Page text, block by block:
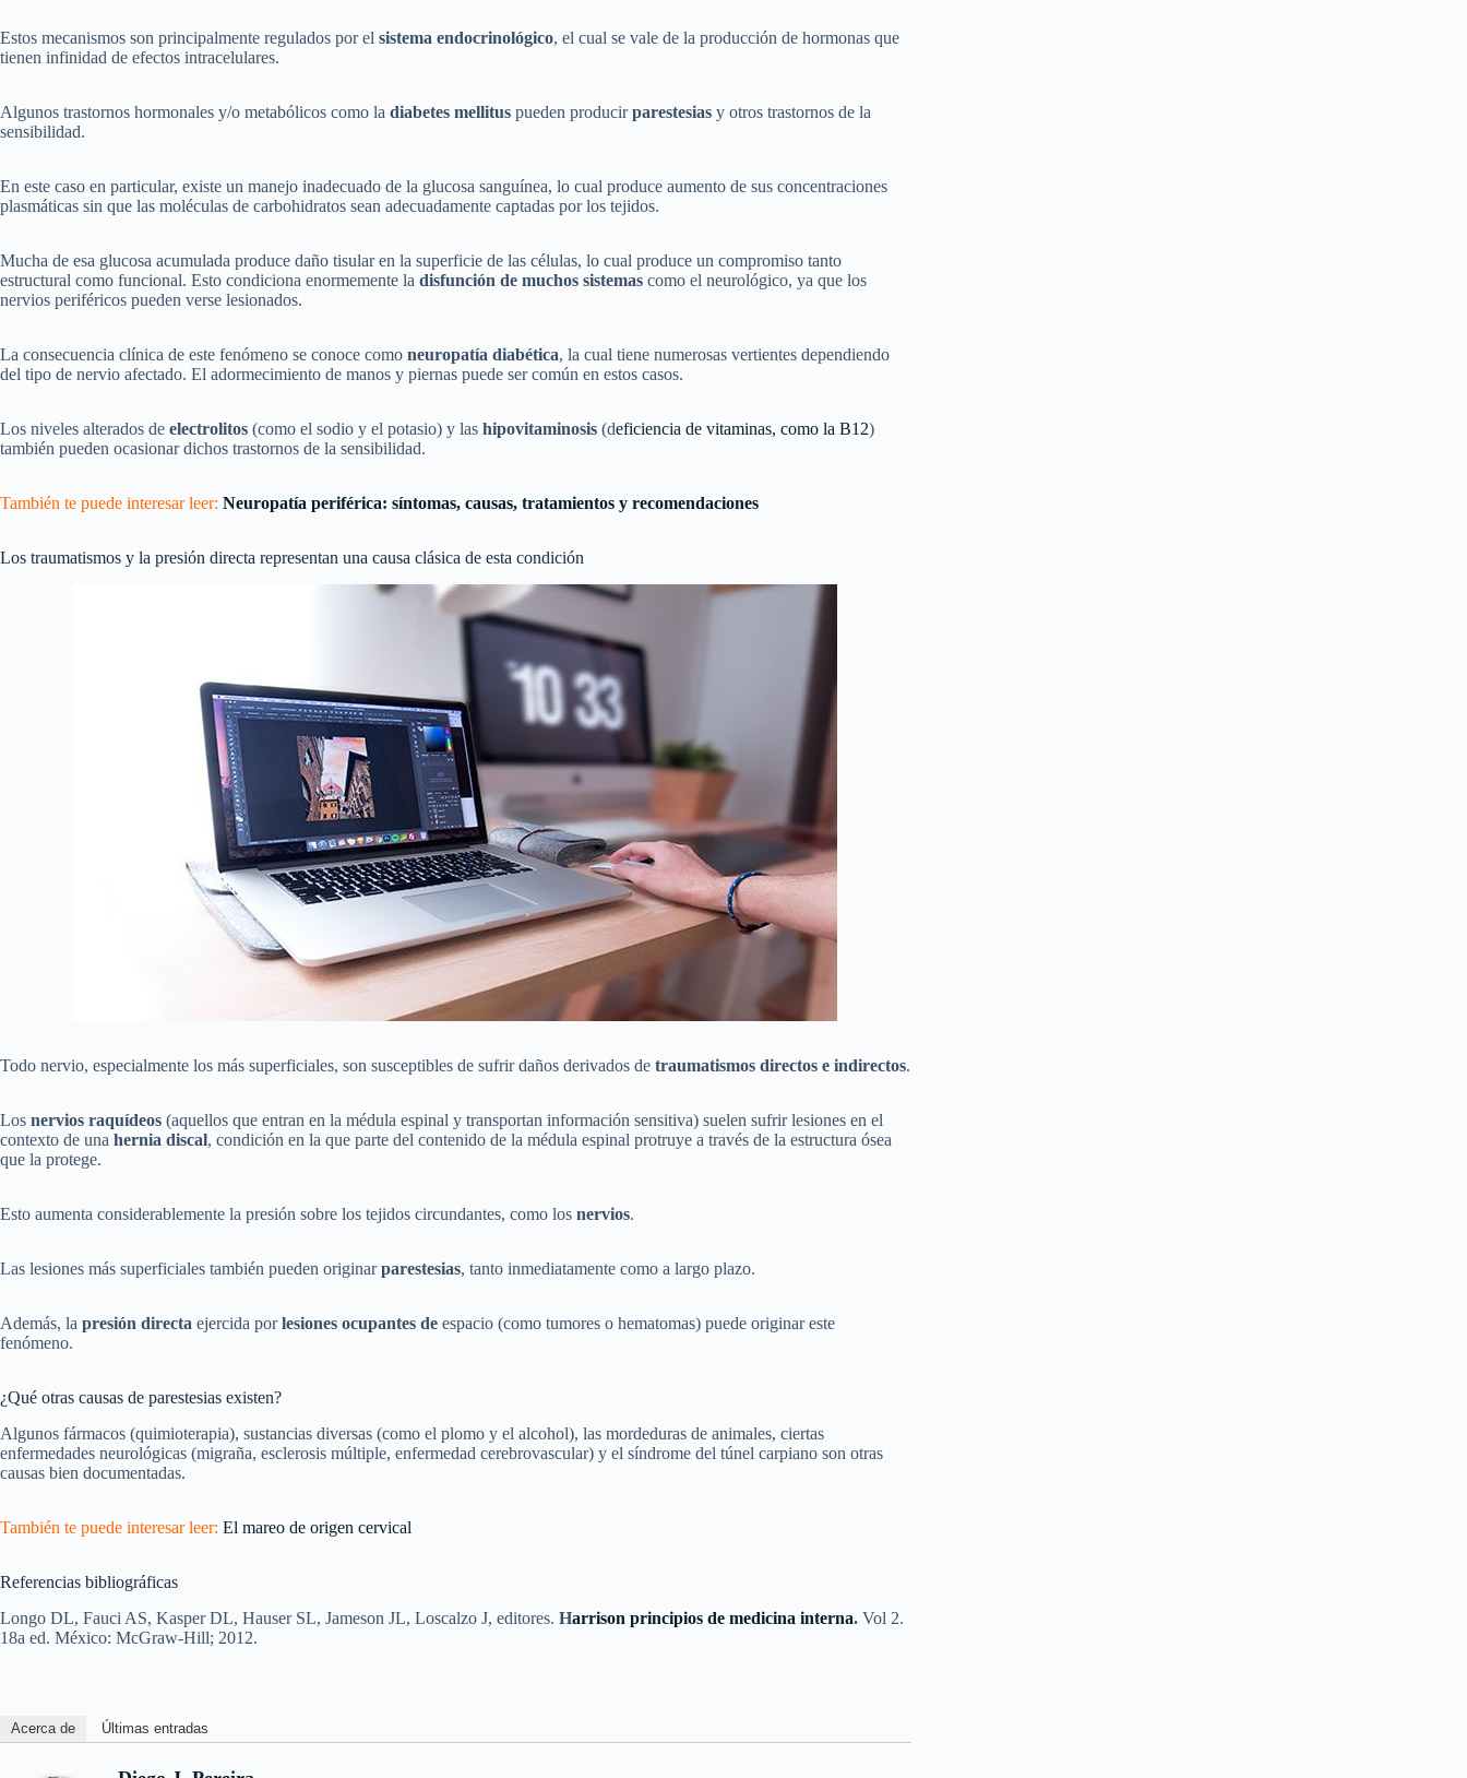
Estos mecanismos son principalmente regulados por el sistema endocrinológico, el cual se vale de la producción de hormonas que
tienen infinidad de efectos intracelulares.
Algunos trastornos hormonales y/o metabólicos como la diabetes mellitus pueden producirparestesias y otros trastornos de la
sensibilidad.
En este caso en particular, existe un manejo inadecuado de la glucosa sanguínea, lo cual produce aumento de sus concentraciones
plasmáticas sin que las moléculas de carbohidratos sean adecuadamente captadas por los tejidos.
Mucha de esa glucosa acumulada produce daño tisular en la superficie de las células, lo cual produce un compromiso tanto
estructural como funcional. Esto condiciona enormemente la disfunción de muchos sistemas como el neurológico, ya que los
nervios periféricos pueden verse lesionados.
La consecuencia clínica de este fenómeno se conoce como neuropatía diabética, la cual tiene numerosas vertientes dependiendo
del tipo de nervio afectado. El adormecimiento de manos y piernas puede ser común en estos casos.
Los niveles alterados de electrolitos (como el sodio y el potasio) y las hipovitaminosis (deficiencia de vitaminas, como la B12)
también pueden ocasionar dichos trastornos de la sensibilidad.
También te puede interesar leer: Neuropatía periférica: síntomas, causas, tratamientos y recomendaciones
Los traumatismos y la presión directa representan una causa clásica de esta condición
Todo nervio, especialmente los más superficiales, son susceptibles de sufrir daños derivados de traumatismos directos e indirectos.
Los nervios raquídeos (aquellos que entran en la médula espinal y transportan información sensitiva) suelen sufrir lesiones en el
contexto de una hernia discal, condición en la que parte del contenido de la médula espinal protruye a través de la estructura ósea
que la protege.
Esto aumenta considerablemente la presión sobre los tejidos circundantes, como los nervios.
Las lesiones más superficiales también pueden originarparestesias, tanto inmediatamente como a largo plazo.
Además, la presión directa ejercida porlesiones ocupantes de espacio (como tumores o hematomas) puede originar este
fenómeno.
¿Qué otras causas de parestesias existen?
Algunos fármacos (quimioterapia), sustancias diversas (como el plomo y el alcohol), las mordeduras de animales, ciertas
enfermedades neurológicas (migraña, esclerosis múltiple, enfermedad cerebrovascular) y el síndrome del túnel carpiano son otras
causas bien documentadas.
También te puede interesar leer: El mareo de origen cervical
Referencias bibliográficas
Longo DL, Fauci AS, Kasper DL, Hauser SL, Jameson JL, Loscalzo J, editores. Harrison principios de medicina interna. Vol 2.
18a ed. México: McGraw‐Hill; 2012.
Acerca de Últimas entradas